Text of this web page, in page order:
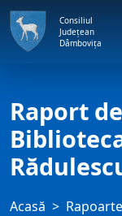
Consiliul
Județean
Dâmbovița
Raport
Acasă